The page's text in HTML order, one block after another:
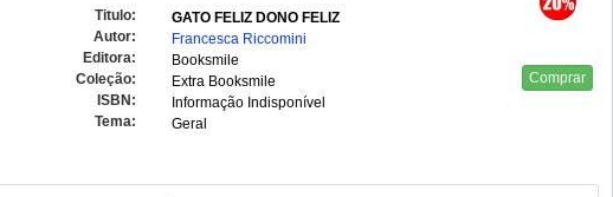
Comprar
Titulo:
GATO FELIZ DONO FELIZ
Autor:
Francesca Riccomini
Editora:
Booksmile
Coleção:
Extra Booksmile
ISBN:
Informação Indisponível
Tema:
Geral